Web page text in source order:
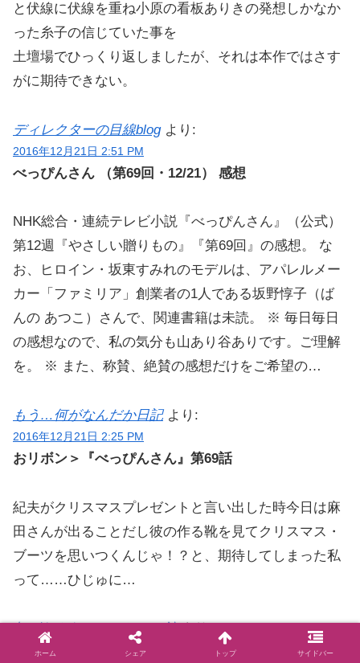
と伏線に伏線を重ね小原の看板ありきの発想しかなか
った糸子の信じていた事を
土壇場でひっくり返しましたが、それは本作ではさす
がに期待できない。
ディレクターの目線blog より:
2016年12月21日 2:51 PM
べっぴんさん （第69回・12/21） 感想
NHK総合・連続テレビ小説『べっぴんさん』（公式）
第12週『やさしい贈りもの』『第69回』の感想。 な
お、ヒロイン・坂東すみれのモデルは、アパレルメー
カー「ファミリア」創業者の1人である坂野惇子（ば
んの あつこ）さんで、関連書籍は未読。 ※ 毎日毎日
の感想なので、私の気分も山あり谷ありです。ご理解
を。 ※ また、称賛、絶賛の感想だけをご希望の…
もう…何がなんだか日記 より:
2016年12月21日 2:25 PM
おリボン＞『べっぴんさん』第69話
紀夫がクリスマスプレゼントと言い出した時今日は麻
田さんが出ることだし彼の作る靴を見てクリスマス・
ブーツを思いつくんじゃ！？と、期待してしまった私
って……ひじゅに…
何がなんだか…ひじゅに館
2016年12月21日 2:24 PM
ホーム シェア トップ サイドバー